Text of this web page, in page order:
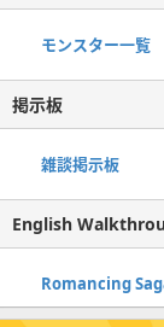
モンスター一覧
掲示板
雑談掲示板
English
Romancing